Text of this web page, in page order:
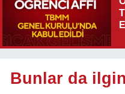
Bunlar da